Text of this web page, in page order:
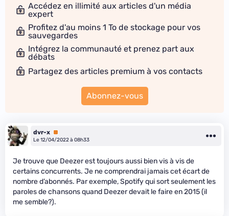
Accédez en illimité aux articles d'un média
expert
Profitez d'au moins 1 To de stockage pour vos
sauvegardes
Intégrez la communauté et prenez part aux
débats
Partagez des articles premium à vos contacts
Abonnez-vous
dvr-x Premium
Le 12/04/2022 à 08h33
Je trouve que Deezer est toujours aussi bien vis à vis de
certains concurrents. Je ne comprendrai jamais cet écart de
nombre d’abonnés. Par exemple, Spotify qui sort seulement les
paroles de chansons quand Deezer devait le faire en 2015 (il
me semble?).